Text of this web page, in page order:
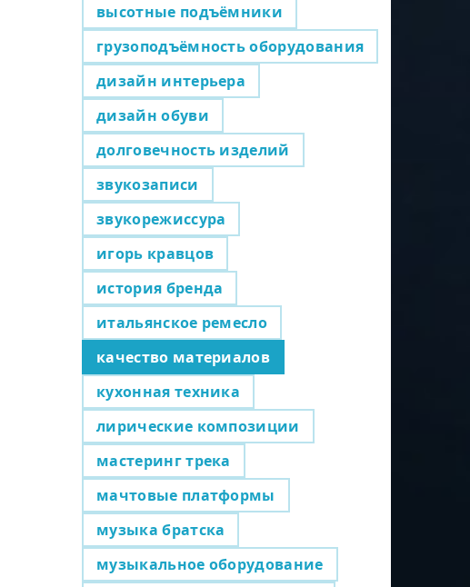
высотные подъёмники
грузоподъёмность оборудования
дизайн интерьера
дизайн обуви
долговечность изделий
звукозаписи
звукорежиссура
игорь кравцов
история бренда
итальянское ремесло
качество материалов
кухонная техника
лирические композиции
мастеринг трека
мачтовые платформы
музыка братска
музыкальное оборудование